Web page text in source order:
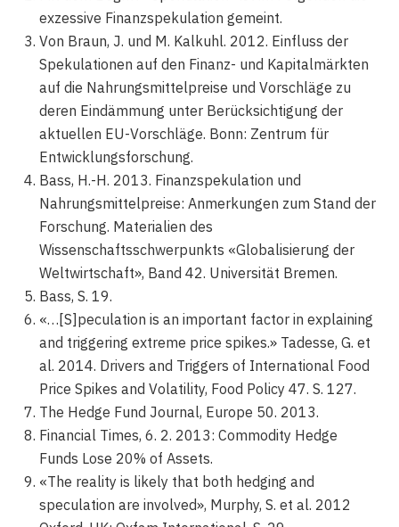
exzessive Finanzspekulation gemeint.
Von Braun, J. und M. Kalkuhl. 2012. Einfluss der
Spekulationen auf den Finanz- und Kapitalmärkten
auf die Nahrungsmittelpreise und Vorschläge zu
deren Eindämmung unter Berücksichtigung der
aktuellen EU-Vorschläge. Bonn: Zentrum für
Entwicklungsforschung.
Bass, H.-H. 2013. Finanzspekulation und
Nahrungsmittelpreise: Anmerkungen zum Stand der
Forschung. Materialien des
Wissenschaftsschwerpunkts «Globalisierung der
Weltwirtschaft», Band 42. Universität Bremen.
Bass, S. 19.
«…[S]peculation is an important factor in explaining
and triggering extreme price spikes.» Tadesse, G. et
al. 2014. Drivers and Triggers of International Food
Price Spikes and Volatility, Food Policy 47. S. 127.
The Hedge Fund Journal, Europe 50. 2013.
Financial Times, 6. 2. 2013: Commodity Hedge
Funds Lose 20% of Assets.
«The reality is likely that both hedging and
speculation are involved», Murphy, S. et al. 2012